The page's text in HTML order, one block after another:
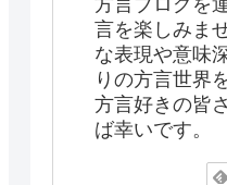
言を楽しみま
な表現や意味
りの方言世界
方言好きの皆
ば幸いです。